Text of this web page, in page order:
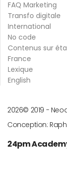
FAQ Marketing
Transfo digitale
International
No code
Contenus sur
France
Lexique
English
© 2019 -
2026
Conception:
24pm